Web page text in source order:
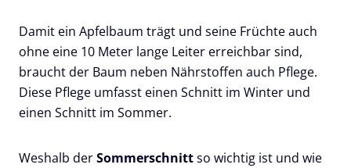
Damit ein Apfelbaum trägt und seine Früchte auch
ohne eine 10 Meter lange Leiter erreichbar sind,
braucht der Baum neben Nährstoffen auch Pflege.
Diese Pflege umfasst einen Schnitt im Winter und
einen Schnitt im Sommer.
Weshalb derSommerschnittso wichtig ist und wie